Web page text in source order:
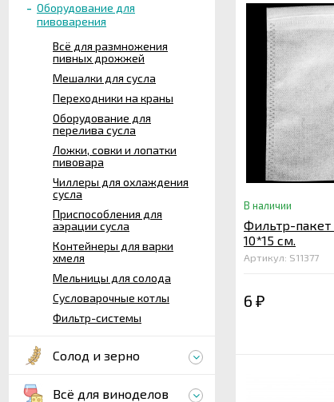
Оборудование для
пивоварения
Всё для размножения
пивных дрожжей
Мешалки для сусла
Переходники на краны
Оборудование для
перелива сусла
Ложки, совки и лопатки
пивовара
Чиллеры для охлаждения
сусла
Приспособления для
аэрации сусла
Контейнеры для варки
хмеля
Мельницы для солода
Сусловарочные котлы
Фильтр-системы
Солод и зерно
Всё для виноделов
В наличии
Фильтр-
10*15 см.
Артикул: S11377
6 ₽